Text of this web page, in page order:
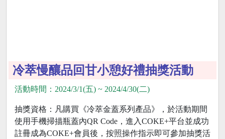
冷萃慢釀品回甘小憩好禮抽獎活動
活動時間：2024/3/1(五) ~ 2024/4/30(二)
抽獎資格：凡購買《冷萃金蓋系列產品》，於活動期間
使用手機掃描瓶蓋內QR Code，進入COKE+平台並成功
註冊成為COKE+會員後，按照操作指示即可參加抽獎活